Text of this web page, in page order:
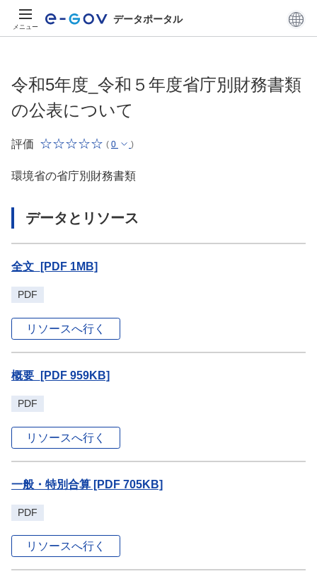
メニュー
データポータル
令和5年度_令和５年度省庁別財務書類
の公表について
評価 ( 0 )
環境省の省庁別財務書類
データとリソース
全文_[PDF 1MB]
PDF
リソースへ行く
概要_[PDF 959KB]
PDF
リソースへ行く
一般・特別合算 [PDF 705KB]
PDF
リソースへ行く